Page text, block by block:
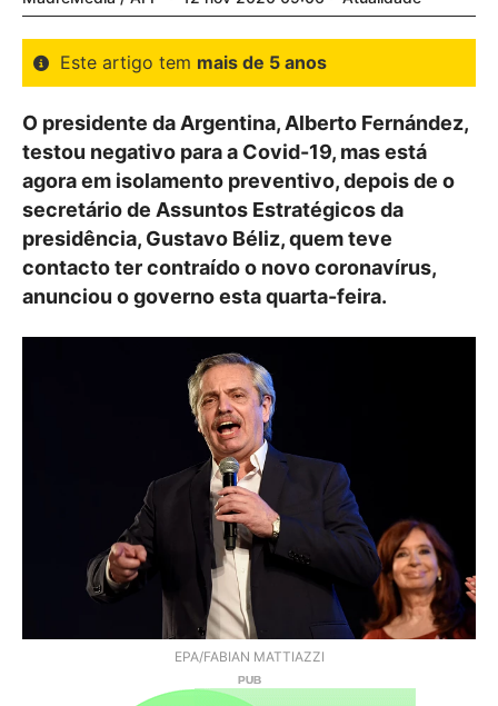
Este artigo tem mais de 5 anos
O presidente da Argentina, Alberto Fernández,
testou negativo para a Covid-19, mas está
agora em isolamento preventivo, depois de o
secretário de Assuntos Estratégicos da
presidência, Gustavo Béliz, quem teve
contacto ter contraído o novo coronavírus,
anunciou o governo esta quarta-feira.
EPA/FABIAN MATTIAZZI